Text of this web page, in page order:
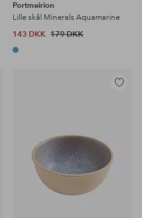
Portmeirion
Lille skål Minerals Aquamarine
143 DKK 179 DKK
Tilføj